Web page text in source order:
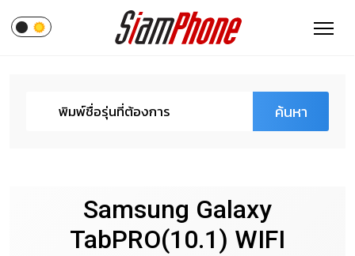
ค้นหา
Samsung Galaxy
TabPRO(10.1) WIFI